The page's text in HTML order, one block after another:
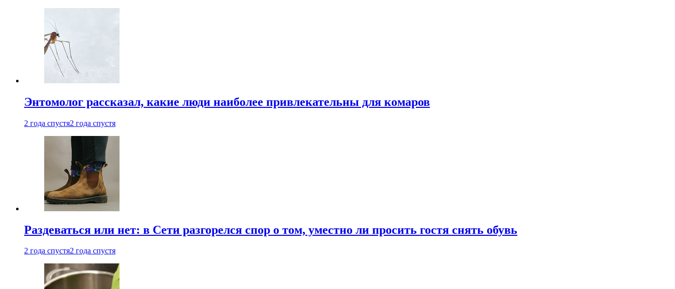
Энтомолог рассказал, какие люди наиболее привлекательны для комаров
2 года спустя2 года спустя
Раздеваться или нет: в Сети разгорелся спор о том, уместно ли просить гостя снять обувь
2 года спустя2 года спустя